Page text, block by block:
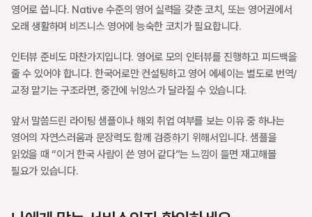
영어로 씁니다. Native 수준의 영어 실력을 갖춘 코치, 또는 영어권에서
오래 생활하며 비즈니스 영어에 능숙한 코치가 필요합니다.
인터뷰 준비도 마찬가지입니다. 영어로 모의 인터뷰를 진행하고 피드백을
줄 수 있어야 합니다. 한국어로만 컨설팅하고 영어 에세이는 별도로 번역/
교정 맡기는 구조라면, 중간에 뉘앙스가 달라질 수 있습니다.
앞서 말씀드린 라이팅 샘플이나 해외 취업 여부를 보는 이유 중 하나는
영어의 자연스러움과 문장력도 함께 검증하기 위해서입니다. 샘플을
읽었을 때 “이거 한국 사람이 쓴 영어 같다”는 느낌이 들면 재고해볼
필요가 있습니다.